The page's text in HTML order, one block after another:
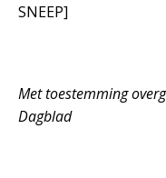
SNEEP]
Met toestemming
Dagblad